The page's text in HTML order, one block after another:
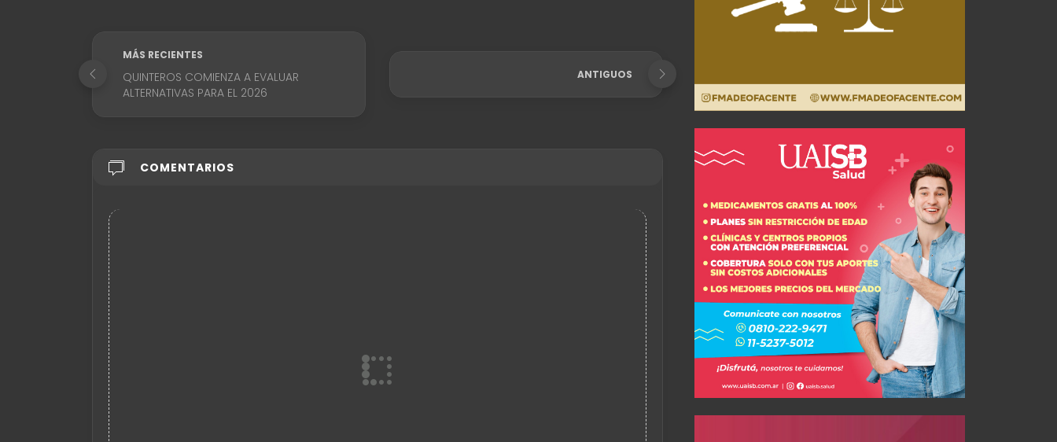
MÁS RECIENTES
QUINTEROS COMIENZA A EVALUAR
ALTERNATIVAS PARA EL 2026
ANTIGUOS
COMENTARIOS